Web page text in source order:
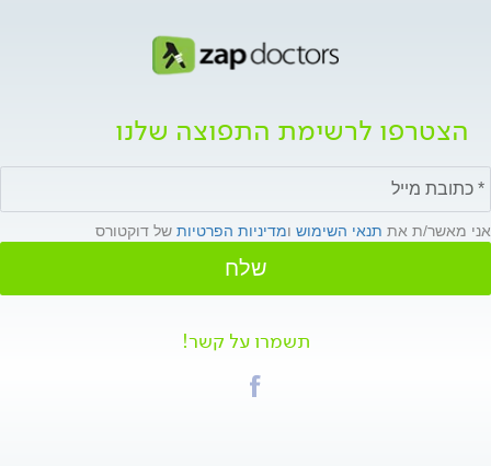
הצטרפו לרשימת התפוצה שלנו
אני מאשר/ת את תנאי השימוש ומדיניות הפרטיות של דוקטורס
שלח
תשמרו על קשר!